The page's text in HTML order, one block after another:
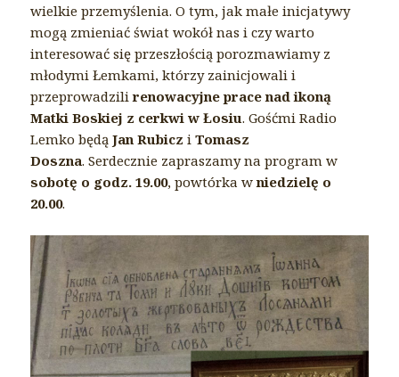
wielkie przemyślenia. O tym, jak małe inicjatywy
mogą zmieniać świat wokół nas i czy warto
interesować się przeszłością porozmawiamy z
młodymi Łemkami, którzy zainicjowali i
przeprowadzilirenowacyjne prace nad ikoną
Matki Boskiej z cerkwi w Łosiu. Gośćmi Radio
Lemko będąJan Rubicz iTomasz
Doszna. Serdecznie zapraszamy na program w
sobotę o godz. 19.00, powtórka wniedzielę o
20.00.